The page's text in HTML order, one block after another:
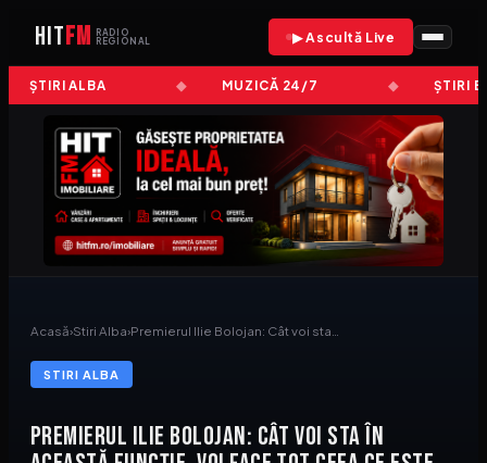
HITFM
RADIO
REGIONAL
▶ Ascultă Live
ȘTIRI ALBA MUZICĂ 24/7 ȘTIRI
Acasă›Stiri Alba›Premierul Ilie Bolojan: Cât voi sta…
STIRI ALBA
Premierul Ilie Bolojan: Cât voi sta în